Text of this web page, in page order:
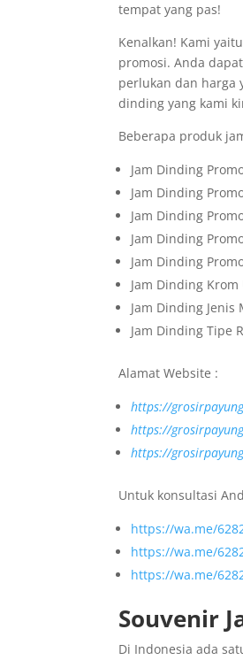
tempat yang pas!
Kenalkan! Kami
promosi. Anda
perlukan dan harga
dinding yang kami
Beberapa produk
Jam Dinding
Jam Dinding
Jam Dinding
Jam Dinding
Jam Dinding
Jam Dinding
Jam Dinding Jenis
Jam Dinding Tipe
Alamat Website :
https://
https://
https://
Untuk konsultasi
https://wa.me/
https://wa.me/
https://wa.me/
Souvenir
Di Indonesia ada